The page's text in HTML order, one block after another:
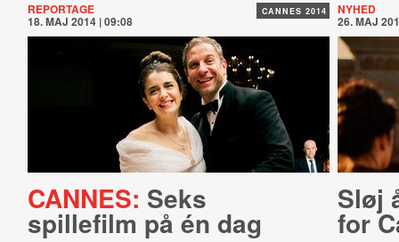
CANNES 2014
REPORTAGE
18. MAJ 2014 | 09:08
CANNES: Seks
spillefilm på én dag
NYHED
26. MAJ
Sløj
for